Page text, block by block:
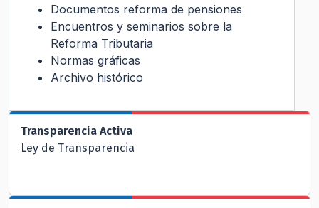
Documentos reforma de pensiones
Encuentros y seminarios sobre la
Reforma Tributaria
Normas gráficas
Archivo histórico
Transparencia Activa
Ley de Transparencia